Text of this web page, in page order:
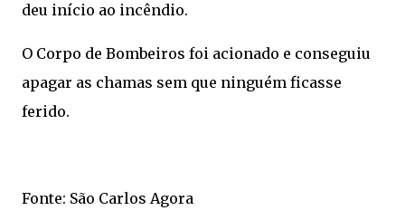
deu início ao incêndio.
O Corpo de Bombeiros foi acionado e conseguiu
apagar as chamas sem que ninguém ficasse
ferido.
Fonte: São Carlos Agora